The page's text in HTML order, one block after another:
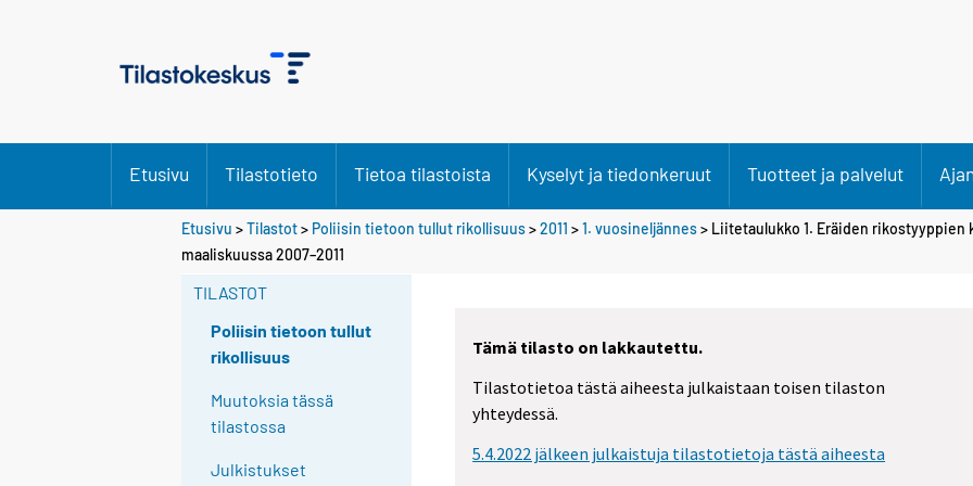
Etusivu Tilastotieto Tietoa tilastoista Kyselyt ja tiedonkeruut Tuotteet ja palvelut
Etusivu >Tilastot> Poliisin tietoon tullut rikollisuus>2011 >1. vuosineljännes> Liitetaulukko 1. Eräiden rikostyyppien
maaliskuussa 2007–2011
TILASTOT
Poliisin tietoon tullut
rikollisuus
Muutoksia tässä
tilastossa
Julkistukset
Tämä tilasto on lakkautettu.
Tilastotietoa tästä aiheesta julkaistaan toisen tilaston
yhteydessä.
5.4.2022 jälkeen julkaistuja tilastotietoja tästä aiheesta